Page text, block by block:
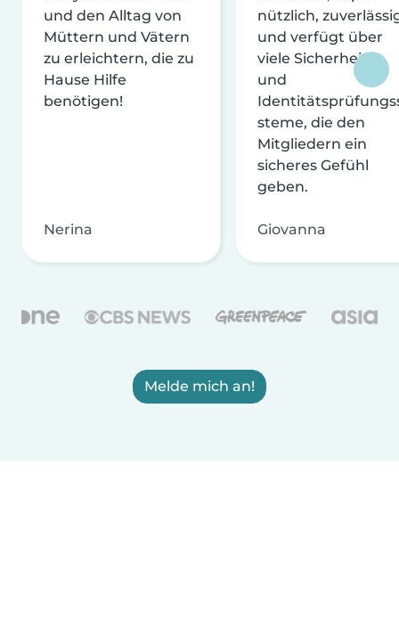
und den Alltag von
Müttern und Vätern
zu erleichtern, die zu
Hause Hilfe
benötigen!
Nerina
nützlich,
und verfügt über
viele Sicherheits-
und
steme, die den
Mitgliedern ein
sicheres Gefühl
geben.
Giovanna
Melde mich an!